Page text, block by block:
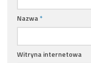
Nazwa *
Witryna internetowa